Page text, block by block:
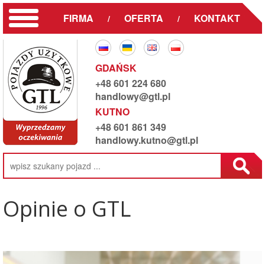
FIRMA / OFERTA / KONTAKT
GDAŃSK
+48 601 224 680
handlowy@gtl.pl
KUTNO
+48 601 861 349
handlowy.kutno@gtl.pl
Opinie o GTL